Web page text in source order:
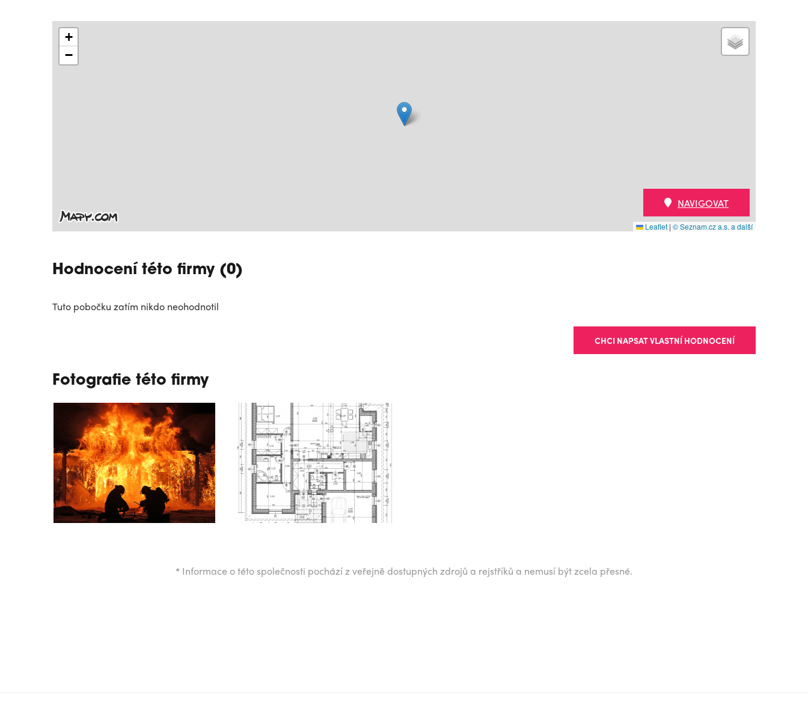
+
−
Leaflet | © Seznam.cz a.s. a další
NAVIGOVAT
Hodnocení této firmy (0)
Tuto pobočku zatím nikdo neohodnotil
CHCI NAPSAT VLASTNÍ HODNOCENÍ
Fotografie této firmy
* Informace o této společnosti pochází z veřejně dostupných zdrojů a rejstříků a nemusí být zcela přesné.